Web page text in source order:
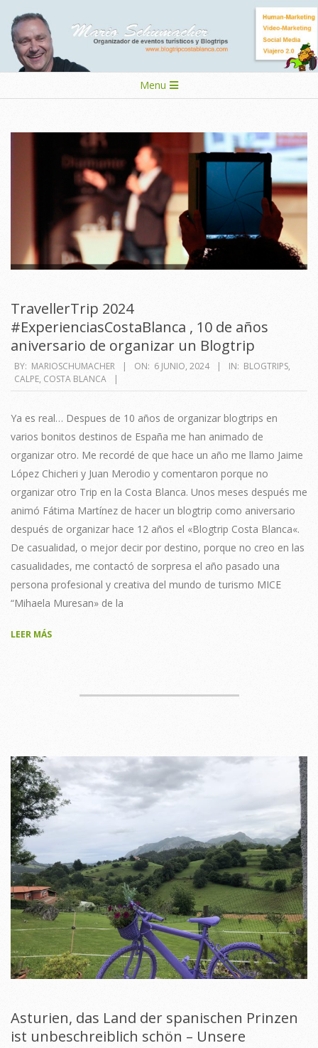
content
Navigation
Menu
TravellerTrip 2024
#ExperienciasCostaBlanca , 10 de años
aniversario de organizar un Blogtrip
2024-
06-
BY: MARIOSCHUMACHER ON: 6 JUNIO, 2024 IN: BLOGTRIPS,
CALPE, COSTA BLANCA
Ya es real… Despues de 10 años de organizar blogtrips en
varios bonitos destinos de España me han animado de
organizar otro. Me recordé de que hace un año me llamo Jaime
López Chicheri y Juan Merodio y comentaron porque no
organizar otro Trip en la Costa Blanca. Unos meses después me
animó Fátima Martínez de hacer un blogtrip como aniversario
después de organizar hace 12 años el «Blogtrip Costa Blanca«.
De casualidad, o mejor decir por destino, porque no creo en las
casualidades, me contactó de sorpresa el año pasado una
persona profesional y creativa del mundo de turismo MICE
“Mihaela Muresan» de la
LEER MÁS
Asturien, das Land der spanischen Prinzen
ist unbeschreiblich schön – Unsere